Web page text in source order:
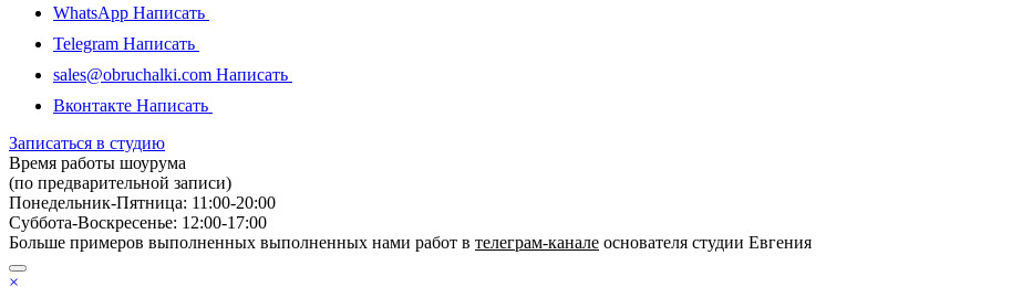
WhatsApp Написать
Telegram Написать
sales@obruchalki.com Написать
Вконтакте Написать
Записаться в студию
Время работы шоурума
(по предварительной записи)
Понедельник-Пятница: 11:00-20:00
Суббота-Bоcкресенье: 12:00-17:00
Больше примеров выполненных выполненных нами работ в телеграм-канале основателя студии Евгения
×